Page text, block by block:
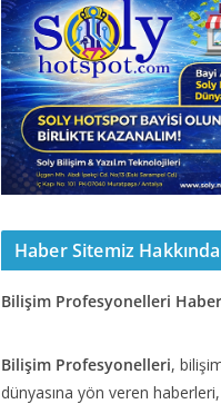
Haber Sitemiz Hakkında
Bilişim Profesyonelleri
Bilişim Profesyonelleri,
dünyasına yön veren